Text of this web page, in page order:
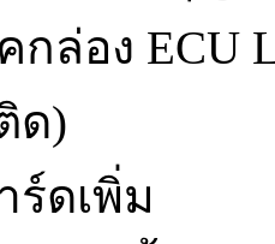
กล่อง ECU
ด)
ร์ดเพิ่ม